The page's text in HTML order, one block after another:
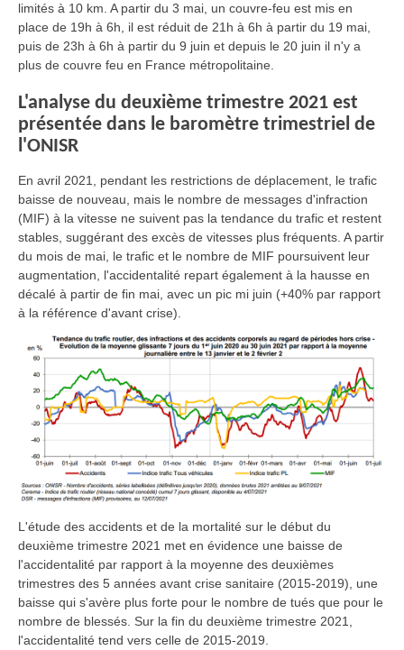
limités à 10 km. A partir du 3 mai, un couvre-feu est mis en
place de 19h à 6h, il est réduit de 21h à 6h à partir du 19 mai,
puis de 23h à 6h à partir du 9 juin et depuis le 20 juin il n'y a
plus de couvre feu en France métropolitaine.
L'analyse du deuxième trimestre 2021 est
présentée dans le baromètre trimestriel de
l'ONISR
En avril 2021, pendant les restrictions de déplacement, le trafic
baisse de nouveau, mais le nombre de messages d'infraction
(MIF) à la vitesse ne suivent pas la tendance du trafic et restent
stables, suggérant des excès de vitesses plus fréquents. A partir
du mois de mai, le trafic et le nombre de MIF poursuivent leur
augmentation, l'accidentalité repart également à la hausse en
décalé à partir de fin mai, avec un pic mi juin (+40% par rapport
à la référence d'avant crise).
L'étude des accidents et de la mortalité sur le début du
deuxième trimestre 2021 met en évidence une baisse de
l'accidentalité par rapport à la moyenne des deuxièmes
trimestres des 5 années avant crise sanitaire (2015-2019), une
baisse qui s'avère plus forte pour le nombre de tués que pour le
nombre de blessés. Sur la fin du deuxième trimestre 2021,
l'accidentalité tend vers celle de 2015-2019.